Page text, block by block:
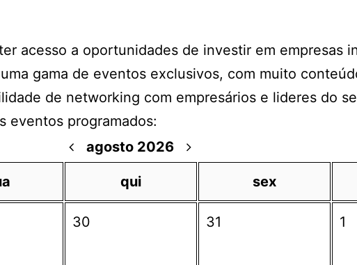
acesso a oportunidades de investir em empresas
gama de eventos exclusivos, com muito
de networking com empresários e lideres do
eventos programados:
agosto 2026
qui sex
30 31 1